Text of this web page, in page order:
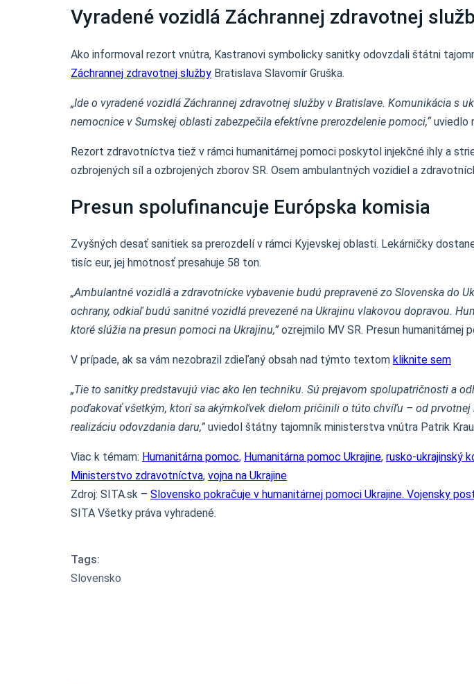
Vyradené vozidlá Záchrannej zdravotnej
Ako informoval rezort vnútra, Kastranovi symbolicky sanitky odovzdali štátni
Záchrannej zdravotnej služby Bratislava Slavomír Gruška.
„Ide o vyradené vozidlá Záchrannej zdravotnej služby v Bratislave. Komunikácia
nemocnice v Sumskej oblasti zabezpečila efektívne prerozdelenie pomoci,“uviedlo
Rezort zdravotníctva tiež v rámci humanitárnej pomoci poskytol injekčné ihly a
ozbrojených síl a ozbrojených zborov SR. Osem ambulantných vozidiel a
Presun spolufinancuje Európska komisia
Zvyšných desať sanitiek sa prerozdelí v rámci Kyjevskej oblasti. Lekárničky
tisíc eur, jej hmotnosť presahuje 58 ton.
„Ambulantné vozidlá a zdravotnícke vybavenie budú prepravené zo Slovenska
ochrany, odkiaľ budú sanitné vozidlá prevezené na Ukrajinu vlakovou dopravou.
ktoré slúžia na presun pomoci na Ukrajinu,” ozrejmilo MV SR. Presun humanitárnej
V prípade, ak sa vám nezobrazil zdieľaný obsah nad týmto textom kliknite sem
„Tie to sanitky predstavujú viac ako len techniku. Sú prejavom spolupatričnosti a
poďakovať všetkým, ktorí sa akýmkoľvek dielom pričinili o túto chvíľu – od
realizáciu odovzdania daru,” uviedol štátny tajomník ministerstva vnútra Patrik
Viac k témam: Humanitárna pomoc, Humanitárna pomoc Ukrajine, rusko-ukrajinský
Ministerstvo zdravotníctva, vojna na Ukrajine
Zdroj: SITA.sk – Slovensko pokračuje v humanitárnej pomoci Ukrajine. Vojensky
SITA Všetky práva vyhradené.
Tags:
Slovensko